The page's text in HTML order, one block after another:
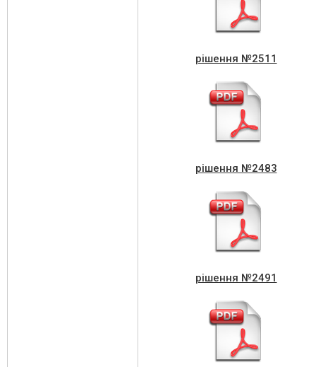
рішення №2511
рішення №2483
рішення №2491